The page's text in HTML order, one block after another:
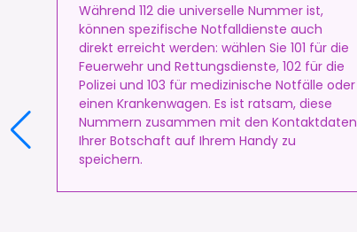
Während 112 die universelle Nummer ist,
können spezifische Notfalldienste auch
direkt erreicht werden: wählen Sie 101 für die
Feuerwehr und Rettungsdienste, 102 für die
Polizei und 103 für medizinische Notfälle oder
einen Krankenwagen. Es ist ratsam, diese
Nummern zusammen mit den Kontaktdaten
Ihrer Botschaft auf Ihrem Handy zu
speichern.